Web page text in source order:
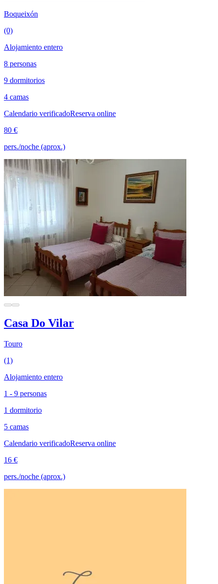
Boqueixón
(0)
Alojamiento entero
8 personas
9 dormitorios
4 camas
Calendario verificadoReserva online
80 €
pers./noche (aprox.)
Casa Do Vilar
Touro
(1)
Alojamiento entero
1 - 9 personas
1 dormitorio
5 camas
Calendario verificadoReserva online
16 €
pers./noche (aprox.)